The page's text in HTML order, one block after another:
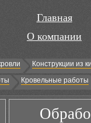
Главная
О компании
Конструкции из
Кровельные работы